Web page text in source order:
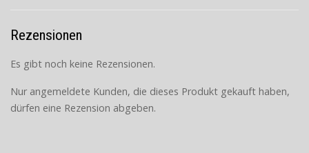
Rezensionen
Es gibt noch keine Rezensionen.
Nur angemeldete Kunden, die dieses Produkt gekauft haben,
dürfen eine Rezension abgeben.